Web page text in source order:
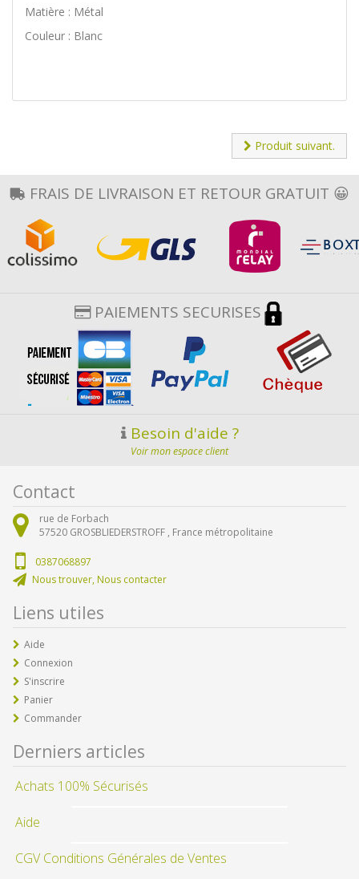
Matière : Métal
Couleur : Blanc
Produit suivant.
FRAIS DE LIVRAISON ET RETOUR GRATUIT 😀
PAIEMENTS SECURISES
Besoin d'aide ?
Voir mon espace client
Contact
rue de Forbach
57520 GROSBLIEDERSTROFF , France métropolitaine
0387068897
Nous trouver, Nous contacter
Liens utiles
Aide
Connexion
S'inscrire
Panier
Commander
Derniers articles
Achats 100% Sécurisés
Aide
CGV Conditions Générales de Ventes